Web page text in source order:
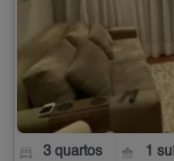
3 quartos 1